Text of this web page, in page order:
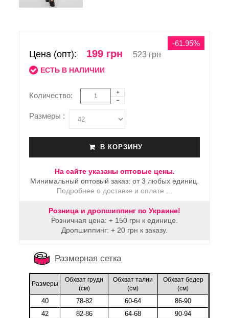
Цена (опт): 199 грн 523 грн
ЕСТЬ В НАЛИЧИИ
-61.95%
Количество:
Размеры :
В КОРЗИНУ
На сайте указаны оптовые цены.
Минимальный оптовый заказ: от 3 любых единиц.
Подробнее о доставке и оплате ...
Розница и дропшиппинг по Украине!
Розничная цена: + 150 грн к единице.
Дропшиппинг: + 20 грн к заказу.
Размерная сетка
Размеры
Обхват груди
(cм)
Обхват талии
(cм)
Обхват бедер
(cм)
40 78-82 60-64
86-90
42
82-86 64-68
90-94